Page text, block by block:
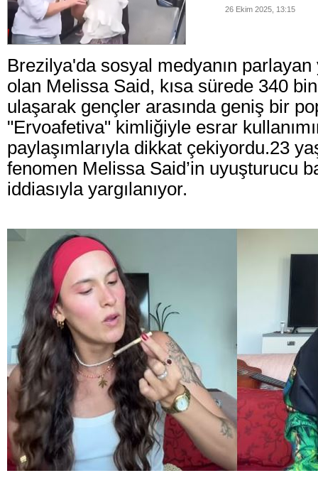
26 Ekim 2025, 13:15
Brezilya'da sosyal medyanın parlayan
olan Melissa Said, kısa sürede 340
ulaşarak gençler arasında geniş bir
"Ervoafetiva" kimliğiyle esrar
paylaşımlarıyla dikkat çekiyordu.23
fenomen Melissa Said’in uyuşturucu
iddiasıyla yargılanıyor.